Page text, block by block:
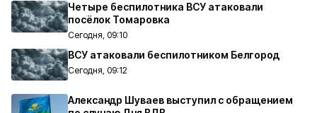
Четыре беспилотника ВСУ атаковали
посёлок Томаровка
Сегодня, 09:10
ВСУ атаковали беспилотником Белгород
Сегодня, 09:12
Александр Шуваев выступил с обращением